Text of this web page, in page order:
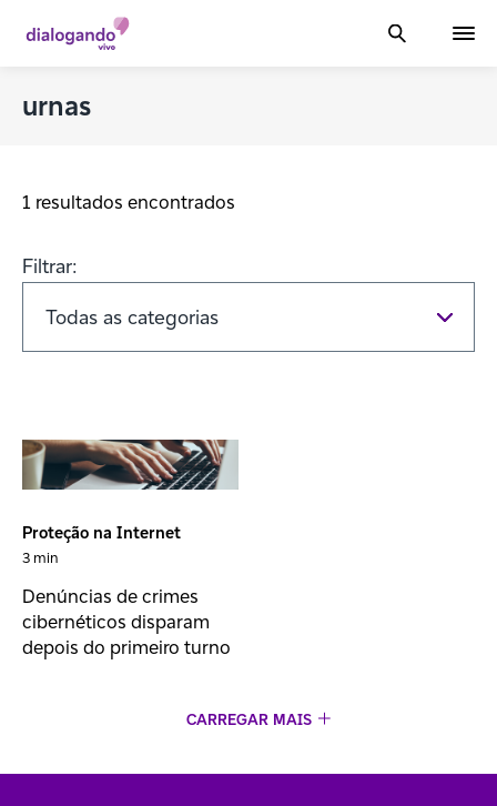
urnas
1 resultados encontrados
Filtrar:
Proteção na Internet
3 min
Denúncias de crimes
cibernéticos disparam
depois do primeiro turno
CARREGAR MAIS